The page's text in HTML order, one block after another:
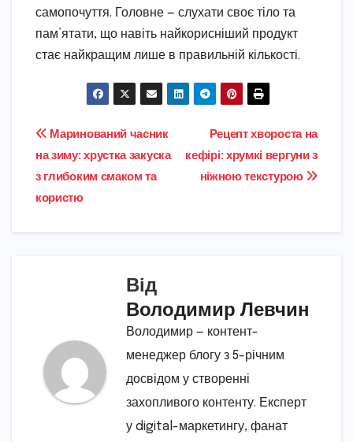
самопочуття. Головне — слухати своє тіло та
пам’ятати, що навіть найкорисніший продукт
стає найкращим лише в правильній кількості.
Навігація
записів
Рецепт хвороста на
кефірі: хрумкі вергуни з
ніжною текстурою
Маринований часник
на зиму: хрустка закуска
з глибоким смаком та
користю
Від
Володимир Левчин
Володимир — контент-
менеджер блогу з 5-річним
досвідом у створенні
захопливого контенту. Експерт
у digital-маркетингу, фанат